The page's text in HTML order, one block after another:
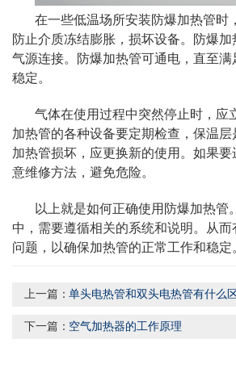
在一些低温场所安装防爆加热管时
防止介质冻结膨胀，损坏设备。防爆
气源连接。防爆加热管可通电，直至
稳定。
气体在使用过程中突然停止时，应
加热管的各种设备要定期检查，保温
加热管损坏，应更换新的使用。如果
意维修方法，避免危险。
以上就是如何正确使用防爆加热管
中，需要遵循相关的系统和说明。从
问题，以确保加热管的正常工作和稳定
上一篇：单头电热管和双头电热管有什么
下一篇： 空气加热器的工作原理